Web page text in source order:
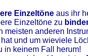
Einzeltöne aus ihr
Einzeltöne zu
meisten anderen
und um wieviele
in keinem Fall herum!